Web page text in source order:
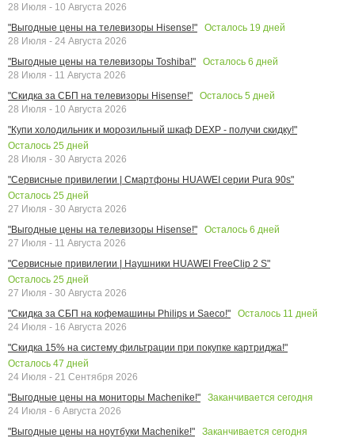
28 Июля - 10 Августа 2026
"Выгодные цены на телевизоры Hisense!"
Осталось 19 дней
28 Июля - 24 Августа 2026
"Выгодные цены на телевизоры Toshiba!"
Осталось 6 дней
28 Июля - 11 Августа 2026
"Скидка за СБП на телевизоры Hisense!"
Осталось 5 дней
28 Июля - 10 Августа 2026
"Купи холодильник и морозильный шкаф DEXP - получи скидку!"
Осталось 25 дней
28 Июля - 30 Августа 2026
"Сервисные привилегии | Смартфоны HUAWEI серии Pura 90s"
Осталось 25 дней
27 Июля - 30 Августа 2026
"Выгодные цены на телевизоры Hisense!"
Осталось 6 дней
27 Июля - 11 Августа 2026
"Сервисные привилегии | Наушники HUAWEI FreeClip 2 S"
Осталось 25 дней
27 Июля - 30 Августа 2026
"Скидка за СБП на кофемашины Philips и Saeco!"
Осталось 11 дней
24 Июля - 16 Августа 2026
"Скидка 15% на систему фильтрации при покупке картриджа!"
Осталось 47 дней
24 Июля - 21 Сентября 2026
"Выгодные цены на мониторы Machenike!"
Заканчивается сегодня
24 Июля - 6 Августа 2026
"Выгодные цены на ноутбуки Machenike!"
Заканчивается сегодня